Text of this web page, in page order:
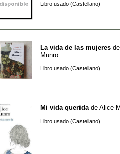
Libro usado (Castellano)
La vida de las mujeres
Munro
Libro usado (Castellano)
Mi vida querida de Alice
Libro usado (Castellano)